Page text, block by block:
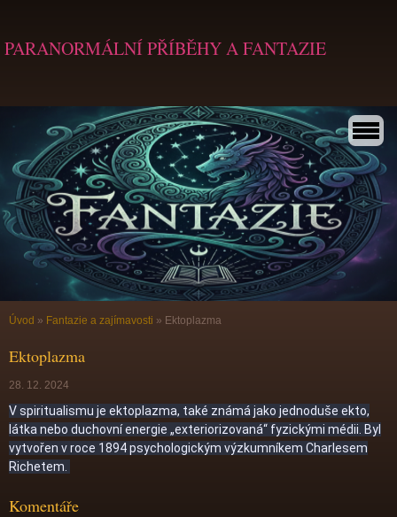
PARANORMÁLNÍ PŘÍBĚHY A FANTAZIE
Úvod » Fantazie a zajímavosti » Ektoplazma
Ektoplazma
28. 12. 2024
V spiritualismu je ektoplazma, také známá jako jednoduše ekto,
látka nebo duchovní energie „exteriorizovaná“ fyzickými médii. Byl
vytvořen v roce 1894 psychologickým výzkumníkem Charlesem
Richetem.
Komentáře